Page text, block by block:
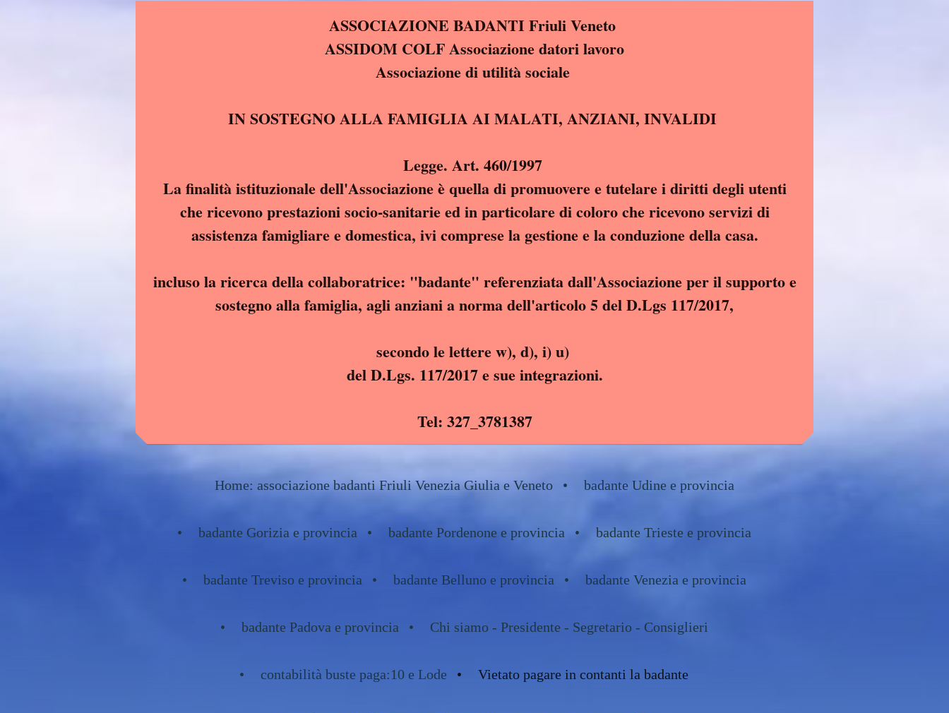
ASSOCIAZIONE BADANTI Friuli Veneto
ASSIDOM COLF Associazione datori lavoro
Associazione di utilità sociale
IN SOSTEGNO ALLA FAMIGLIA AI MALATI, ANZIANI, INVALIDI
Legge. Art. 460/1997
La finalità istituzionale dell'Associazione è quella di promuovere e tutelare i diritti degli utenti
che ricevono prestazioni socio-sanitarie ed in particolare di coloro che ricevono servizi di
assistenza famigliare e domestica, ivi comprese la gestione e la conduzione della casa.
incluso la ricerca della collaboratrice: "badante" referenziata dall'Associazione per il supporto e
sostegno alla famiglia, agli anziani a norma dell'articolo 5 del D.Lgs 117/2017,
secondo le lettere w), d), i) u)
del D.Lgs. 117/2017 e sue integrazioni.
Tel: 327_3781387
Home: associazione badanti Friuli Venezia Giulia e Veneto badante Udine e provincia
badante Gorizia e provincia badante Pordenone e provincia badante Trieste e provincia
badante Treviso e provincia badante Belluno e provincia badante Venezia e provincia
badante Padova e provincia Chi siamo - Presidente - Segretario - Consiglieri
contabilità buste paga:10 e Lode Vietato pagare in contanti la badante